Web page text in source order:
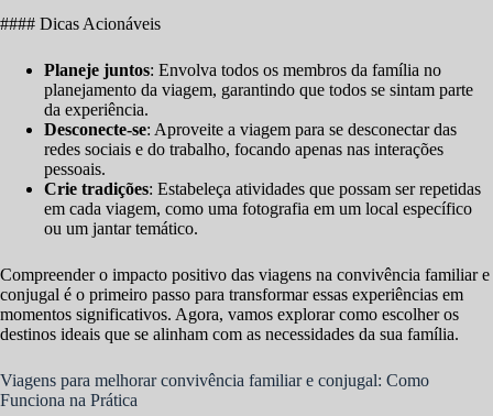
#### Dicas Acionáveis
Planeje juntos: Envolva todos os membros da família no
planejamento da viagem, garantindo que todos se sintam parte
da experiência.
Desconecte-se: Aproveite a viagem para se desconectar das
redes sociais e do trabalho, focando apenas nas interações
pessoais.
Crie tradições: Estabeleça atividades que possam ser repetidas
em cada viagem, como uma fotografia em um local específico
ou um jantar temático.
Compreender o impacto positivo das viagens na convivência familiar e
conjugal é o primeiro passo para transformar essas experiências em
momentos significativos. Agora, vamos explorar como escolher os
destinos ideais que se alinham com as necessidades da sua família.
Viagens para melhorar convivência familiar e conjugal: Como
Funciona na Prática